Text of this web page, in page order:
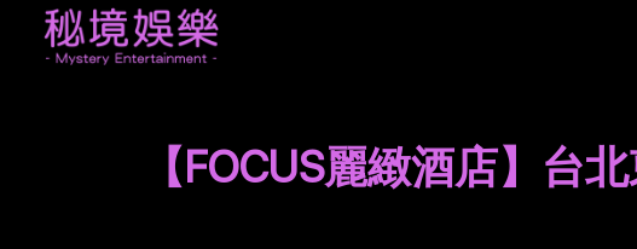
【FOCUS麗緻酒店】台